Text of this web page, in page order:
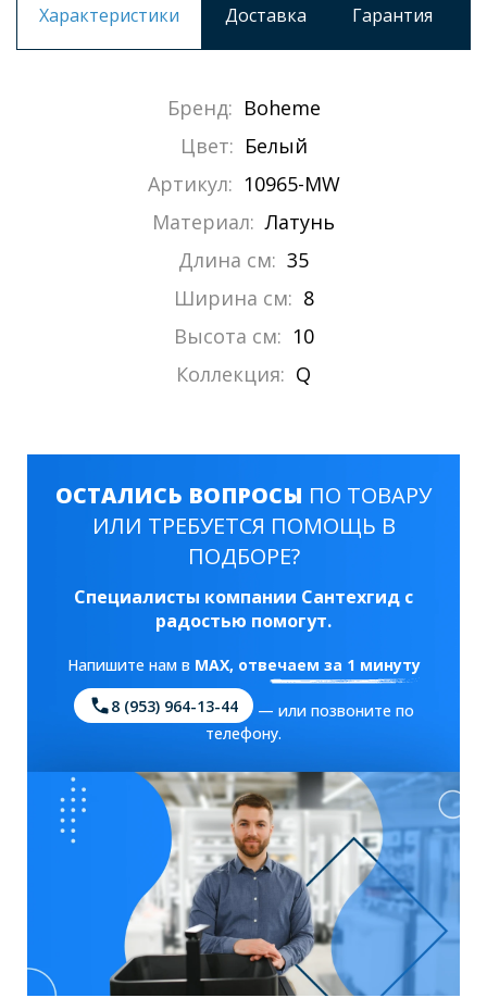
Характеристики Доставка Гарантия
Бренд: Boheme
Цвет: Белый
Артикул: 10965-MW
Материал: Латунь
Длина см: 35
Ширина см: 8
Высота см: 10
Коллекция: Q
ОСТАЛИСЬ ВОПРОСЫ ПО ТОВАРУ
ИЛИ ТРЕБУЕТСЯ ПОМОЩЬ В
ПОДБОРЕ?
Специалисты компании Сантехгид с
радостью помогут.
Напишите нам в MAX, отвечаем за 1 минуту
8 (953) 964-13-44
— или позвоните по
телефону.